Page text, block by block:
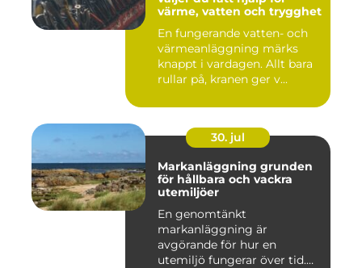
värme, vatten och trygghet
En fungerande vatten- och
värmeanläggning märks
knappt i vardagen. Allt bara
rullar på, kranen ger v...
30. jul
Markanläggning grunden
för hållbara och vackra
utemiljöer
En genomtänkt
markanläggning är
avgörande för hur en
utemiljö fungerar över tid.